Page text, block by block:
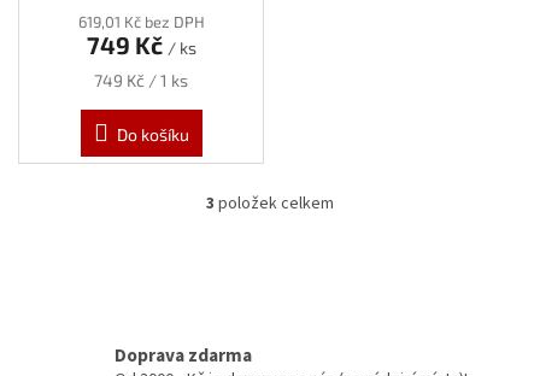
619,01 Kč bez DPH
749 Kč / ks
Měrná
749 Kč / 1 ks
Do košíku
O
3 položek celkem
Doprava zdarma